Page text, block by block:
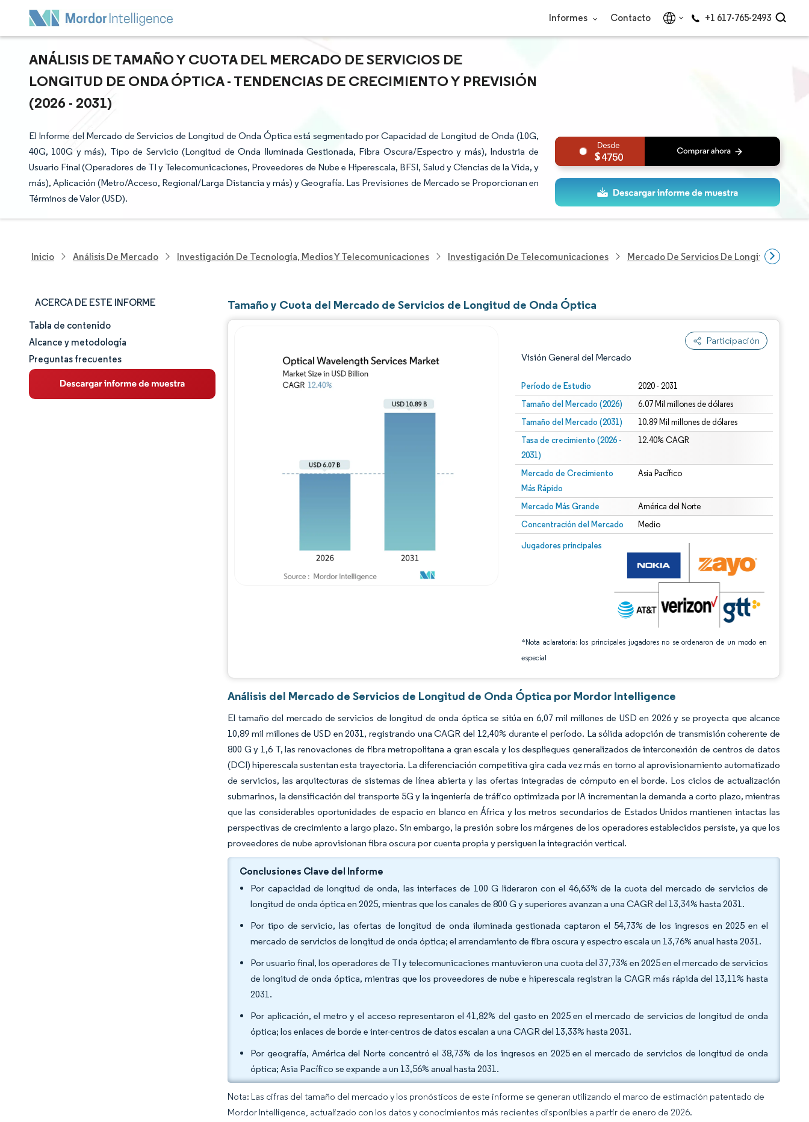
Informes Contacto +1 617-765-2493
ANÁLISIS DE TAMAÑO Y CUOTA DEL MERCADO DE SERVICIOS DE
LONGITUD DE ONDA ÓPTICA - TENDENCIAS DE CRECIMIENTO Y PREVISIÓN
(2026 - 2031)
El Informe del Mercado de Servicios de Longitud de Onda Óptica está segmentado por Capacidad de Longitud de Onda (10G,
40G, 100G y más), Tipo de Servicio (Longitud de Onda Iluminada Gestionada, Fibra Oscura/Espectro y más), Industria de
Usuario Final (Operadores de TI y Telecomunicaciones, Proveedores de Nube e Hiperescala, BFSI, Salud y Ciencias de la Vida, y
más), Aplicación (Metro/Acceso, Regional/Larga Distancia y más) y Geografía. Las Previsiones de Mercado se Proporcionan en
Términos de Valor (USD).
4750
Inicio Análisis De Mercado Investigación De Tecnología, Medios Y Telecomunicaciones Investigación De Telecomunicaciones Mercado De Servicios De Longitud De
ACERCA DE ESTE INFORME
Tamaño y cuota de mercado
Análisis de mercado
Tendencias e ideas
Tabla de contenido
Alcance y metodología
Preguntas frecuentes
Tamaño y Cuota del Mercado de Servicios de Longitud de Onda Óptica
Participación
Visión General del Mercado
Período de Estudio 2020 - 2031
Tamaño del Mercado (2026) 6.07 Mil millones de dólares
Tamaño del Mercado (2031) 10.89 Mil millones de dólares
Tasa de crecimiento (2026 -
2031)
12.40% CAGR
Mercado de Crecimiento
Más Rápido
Asia Pacífico
Mercado Más Grande América del Norte
Concentración del Mercado Medio
Jugadores principales
*Nota aclaratoria: los principales jugadores no se ordenaron de un modo en
especial
Imagen © Mordor Intelligence. El uso requiere atribución según CC BY 4.0.
Imagen © Mordor Intelligence. El uso requiere atribución según CC BY 4.0.
Análisis del Mercado de Servicios de Longitud de Onda Óptica por Mordor Intelligence
El tamaño del mercado de servicios de longitud de onda óptica se sitúa en 6,07 mil millones de USD en 2026 y se proyecta que alcance
10,89 mil millones de USD en 2031, registrando una CAGR del 12,40% durante el período. La sólida adopción de transmisión coherente de
800 G y 1,6 T, las renovaciones de fibra metropolitana a gran escala y los despliegues generalizados de interconexión de centros de datos
(DCI) hiperescala sustentan esta trayectoria. La diferenciación competitiva gira cada vez más en torno al aprovisionamiento automatizado
de servicios, las arquitecturas de sistemas de línea abierta y las ofertas integradas de cómputo en el borde. Los ciclos de actualización
submarinos, la densificación del transporte 5G y la ingeniería de tráfico optimizada por IA incrementan la demanda a corto plazo, mientras
que las considerables oportunidades de espacio en blanco en África y los metros secundarios de Estados Unidos mantienen intactas las
perspectivas de crecimiento a largo plazo. Sin embargo, la presión sobre los márgenes de los operadores establecidos persiste, ya que los
proveedores de nube aprovisionan fibra oscura por cuenta propia y persiguen la integración vertical.
Conclusiones Clave del Informe
Por capacidad de longitud de onda, las interfaces de 100 G lideraron con el 46,63% de la cuota del mercado de servicios de
longitud de onda óptica en 2025, mientras que los canales de 800 G y superiores avanzan a una CAGR del 13,34% hasta 2031.
Por tipo de servicio, las ofertas de longitud de onda iluminada gestionada captaron el 54,73% de los ingresos en 2025 en el
mercado de servicios de longitud de onda óptica; el arrendamiento de fibra oscura y espectro escala un 13,76% anual hasta 2031.
Por usuario final, los operadores de TI y telecomunicaciones mantuvieron una cuota del 37,73% en 2025 en el mercado de servicios
de longitud de onda óptica, mientras que los proveedores de nube e hiperescala registran la CAGR más rápida del 13,11% hasta
2031.
Por aplicación, el metro y el acceso representaron el 41,82% del gasto en 2025 en el mercado de servicios de longitud de onda
óptica; los enlaces de borde e inter-centros de datos escalan a una CAGR del 13,33% hasta 2031.
Por geografía, América del Norte concentró el 38,73% de los ingresos en 2025 en el mercado de servicios de longitud de onda
óptica; Asia Pacífico se expande a un 13,56% anual hasta 2031.
Nota: Las cifras del tamaño del mercado y los pronósticos de este informe se generan utilizando el marco de estimación patentado de
Mordor Intelligence, actualizado con los datos y conocimientos más recientes disponibles a partir de enero de 2026.